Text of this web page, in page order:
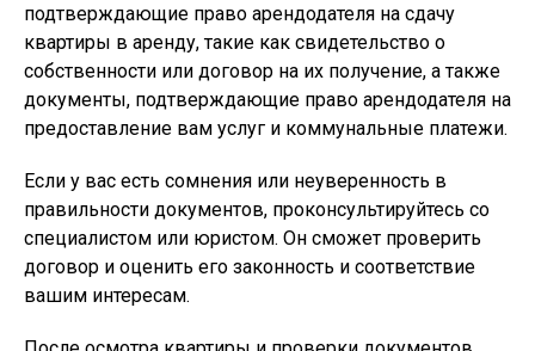
подтверждающие право арендодателя на сдачу
квартиры в аренду, такие как свидетельство о
собственности или договор на их получение, а также
документы, подтверждающие право арендодателя на
предоставление вам услуг и коммунальные платежи.
Если у вас есть сомнения или неуверенность в
правильности документов, проконсультируйтесь со
специалистом или юристом. Он сможет проверить
договор и оценить его законность и соответствие
вашим интересам.